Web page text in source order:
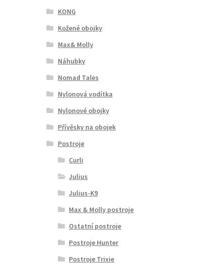
KONG
Kožené obojky
Max& Molly
Náhubky
Nomad Tales
Nylonová vodítka
Nylonové obojky
Přívěsky na obojek
Postroje
Curli
Julius
Julius-K9
Max & Molly postroje
Ostatní postroje
Postroje Hunter
Postroje Trixie